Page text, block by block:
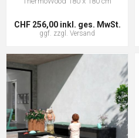
CHF 256,00 inkl. ges. MwSt.
ggf. zzgl. Versand